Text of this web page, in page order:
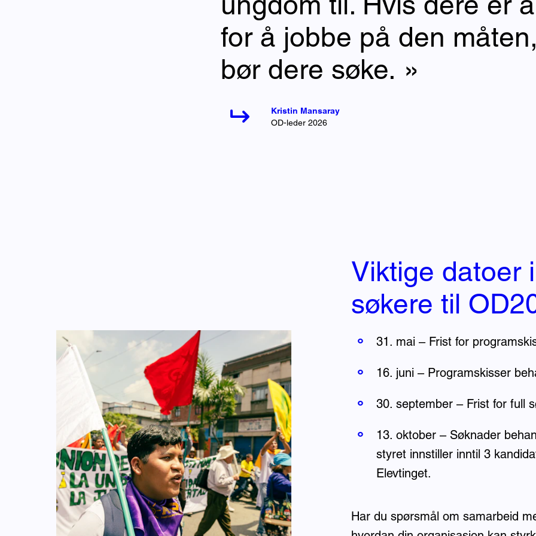
for å jobbe på den måten,
bør dere søke. »
Kristin Mansaray
OD-leder 2026
Viktige datoer
søkere til
31. mai – Frist for
16. juni – Programskisser
30. september – Frist for full
13. oktober – Søknader
styret innstiller inntil 3
Elevtinget.
Har du spørsmål om samarbeid